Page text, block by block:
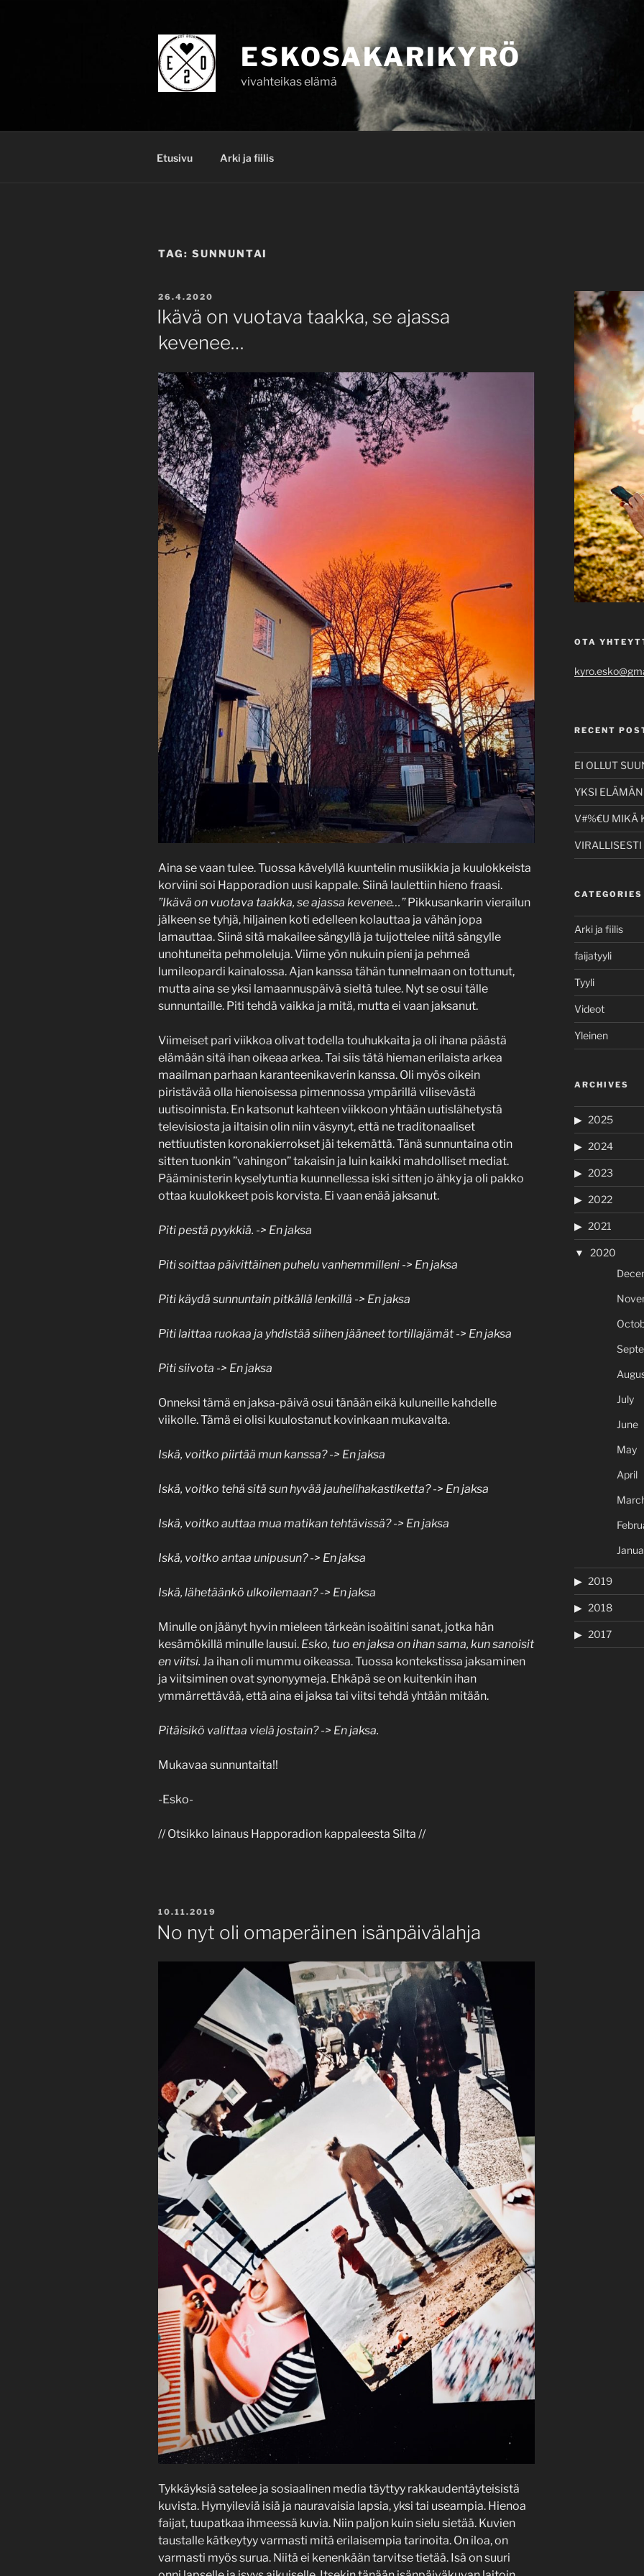
ESKOSAKARIKYRÖ
vivahteikas elämä
Etusivu Arki ja fiilis
TAG: SUNNUNTAI
POSTED
ON
26.4.2020
Ikävä on vuotava taakka, se ajassa
kevenee…
Aina se vaan tulee. Tuossa kävelyllä kuuntelin musiikkia ja kuulokkeista
korviini soi Happoradion uusi kappale. Siinä laulettiin hieno fraasi.
”Ikävä on vuotava taakka, se ajassa kevenee…”Pikkusankarin vierailun
jälkeen se tyhjä, hiljainen koti edelleen kolauttaa ja vähän jopa
lamauttaa. Siinä sitä makailee sängyllä ja tuijottelee niitä sängylle
unohtuneita pehmoleluja. Viime yön nukuin pieni ja pehmeä
lumileopardi kainalossa. Ajan kanssa tähän tunnelmaan on tottunut,
mutta aina se yksi lamaannuspäivä sieltä tulee. Nyt se osui tälle
sunnuntaille. Piti tehdä vaikka ja mitä, mutta ei vaan jaksanut.
Viimeiset pari viikkoa olivat todella touhukkaita ja oli ihana päästä
elämään sitä ihan oikeaa arkea. Tai siis tätä hieman erilaista arkea
maailman parhaan karanteenikaverin kanssa. Oli myös oikein
piristävää olla hienoisessa pimennossa ympärillä vilisevästä
uutisoinnista. En katsonut kahteen viikkoon yhtään uutislähetystä
televisiosta ja iltaisin olin niin väsynyt, että ne traditonaaliset
nettiuutisten koronakierrokset jäi tekemättä. Tänä sunnuntaina otin
sitten tuonkin ”vahingon” takaisin ja luin kaikki mahdolliset mediat.
Pääministerin kyselytuntia kuunnellessa iski sitten jo ähky ja oli pakko
ottaa kuulokkeet pois korvista. Ei vaan enää jaksanut.
Piti pestä pyykkiä. -> En jaksa
Piti soittaa päivittäinen puhelu vanhemmilleni -> En jaksa
Piti käydä sunnuntain pitkällä lenkillä -> En jaksa
Piti laittaa ruokaa ja yhdistää siihen jääneet tortillajämät -> En jaksa
Piti siivota -> En jaksa
Onneksi tämä en jaksa-päivä osui tänään eikä kuluneille kahdelle
viikolle. Tämä ei olisi kuulostanut kovinkaan mukavalta.
Iskä, voitko piirtää mun kanssa? -> En jaksa
Iskä, voitko tehä sitä sun hyvää jauhelihakastiketta? -> En jaksa
Iskä, voitko auttaa mua matikan tehtävissä? -> En jaksa
Iskä, voitko antaa unipusun? -> En jaksa
Iskä, lähetäänkö ulkoilemaan? -> En jaksa
Minulle on jäänyt hyvin mieleen tärkeän isoäitini sanat, jotka hän
kesämökillä minulle lausui. Esko, tuo en jaksa on ihan sama, kun sanoisit
en viitsi. Ja ihan oli mummu oikeassa. Tuossa kontekstissa jaksaminen
ja viitsiminen ovat synonyymeja. Ehkäpä se on kuitenkin ihan
ymmärrettävää, että aina ei jaksa tai viitsi tehdä yhtään mitään.
Pitäisikö valittaa vielä jostain? -> En jaksa.
Mukavaa sunnuntaita!!
-Esko-
// Otsikko lainaus Happoradion kappaleesta Silta //
POSTED
ON
10.11.2019
No nyt oli omaperäinen isänpäivälahja
Tykkäyksiä satelee ja sosiaalinen media täyttyy rakkaudentäyteisistä
kuvista. Hymyileviä isiä ja nauravaisia lapsia, yksi tai useampia. Hienoa
faijat, tuupatkaa ihmeessä kuvia. Niin paljon kuin sielu sietää. Kuvien
taustalle kätkeytyy varmasti mitä erilaisempia tarinoita. On iloa, on
varmasti myös surua. Niitä ei kenenkään tarvitse tietää. Isä on suuri
OTA
RECENT
EI OLLUT
YKSI
V#%€U MIKÄ
CATEGORIES
Arki ja fiilis
faijatyyli
Tyyli
Videot
Yleinen
ARCHIVES
2025
2024
2023
2022
2021
2020
July
June
May
April
2019
2018
2017